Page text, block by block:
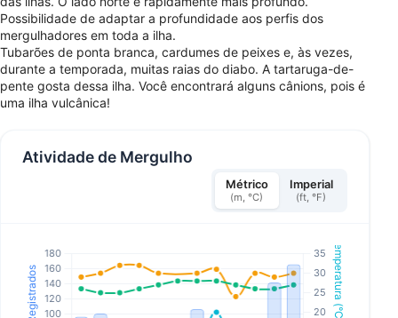
Possibilidade de adaptar a profundidade aos perfis dos
mergulhadores em toda a ilha.
Tubarões de ponta branca, cardumes de peixes e, às vezes,
durante a temporada, muitas raias do diabo. A tartaruga-de-
pente gosta dessa ilha. Você encontrará alguns cânions, pois é
uma ilha vulcânica!
Atividade de Mergulho
Métrico
(m, °C)
Imperial
(ft, °F)